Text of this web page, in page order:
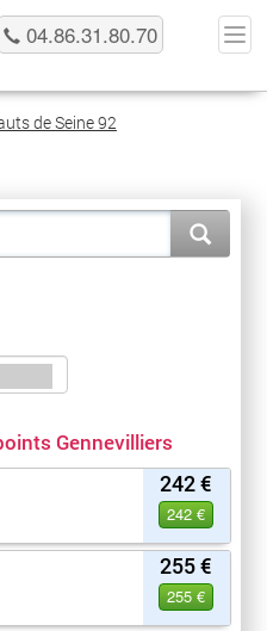
04.86.31.80.70
de Seine 92
Gennevilliers
242 €
242 €
255 €
255 €